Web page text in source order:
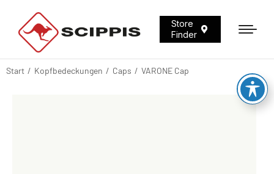
Store
Finder
Sie befinden sich hier:
Start Kopfbedeckungen Caps VARONE Cap